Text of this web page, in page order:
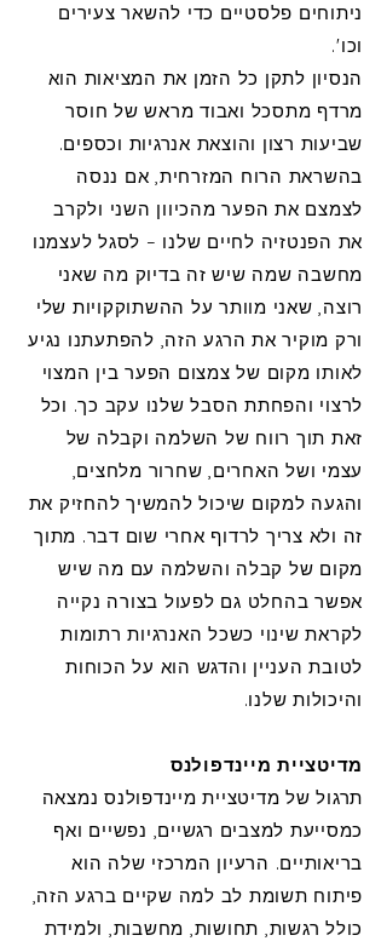
ניתוחים פלסטיים כדי להשאר צעירים
וכו'.
הנסיון לתקן כל הזמן את המציאות הוא
מרדף מתסכל ואבוד מראש של חוסר
שביעות רצון והוצאת אנרגיות וכספים.
בהשראת הרוח המזרחית, אם ננסה
לצמצם את הפער מהכיוון השני ולקרב
את הפנטזיה לחיים שלנו – לסגל לעצמנו
מחשבה שמה שיש זה בדיוק מה שאני
רוצה, שאני מוותר על ההשתוקקויות שלי
ורק מוקיר את הרגע הזה, להפתעתנו נגיע
לאותו מקום של צמצום הפער בין המצוי
לרצוי והפחתת הסבל שלנו עקב כך. וכל
זאת תוך רווח של השלמה וקבלה של
עצמי ושל האחרים, שחרור מלחצים,
והגעה למקום שיכול להמשיך להחזיק את
זה ולא צריך לרדוף אחרי שום דבר. מתוך
מקום של קבלה והשלמה עם מה שיש
אפשר בהחלט גם לפעול בצורה נקייה
לקראת שינוי כשכל האנרגיות רתומות
לטובת העניין והדגש הוא על הכוחות
והיכולות שלנו.
מדיטציית מיינדפולנס
תרגול של מדיטציית מיינדפולנס נמצאה
כמסייעת למצבים רגשיים, נפשיים ואף
בריאותיים. הרעיון המרכזי שלה הוא
פיתוח תשומת לב למה שקיים ברגע הזה,
כולל רגשות, תחושות, מחשבות, ולמידת